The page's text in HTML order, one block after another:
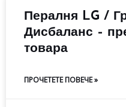
Пералня LG /
Дисбаланс –
товара
ПРОЧЕТЕТЕ ПОВЕЧЕ »